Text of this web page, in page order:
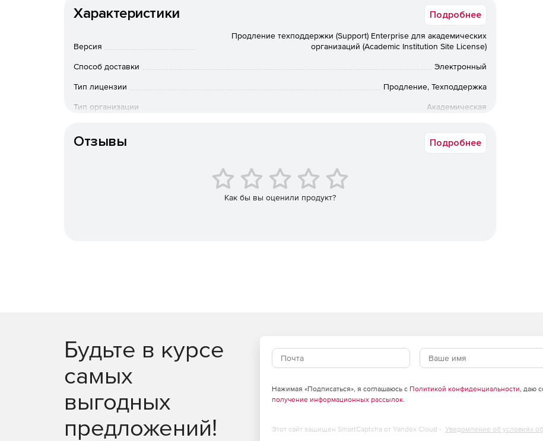
решение по энтерпрайз-уровня.
Policy Manager предназначен для управления политиками, определяющими доверенное состояние
систем. Библиотека Policy Manager включает более 300 политик, определяющих доверенное
состояние в соответствии с международными отраслевыми стандартами, в том числе и политики по
создать свои политики в соответствии с внутренними стандартами компании.
File Integrity Manager – стандарт де-факто для проверки целостности в большой гетерогенной
отклонение от ожидаемой защищенной конфигурации в режиме реального времени.
Remediation Manager – компонент Tripwire Enterprise, который позволяет отделу IT-безопасности
автоматизировать восстановление конфигураций до доверенного состояния в случае обнаружения
отклонений или изменений. Помимо этого Remediation Manager позволяет автоматизировать процесс
Характеристики Подробнее
Версия
Продление техподдержки (Support) Enterprise для академических
организаций (Academic Institution Site License)
Способ доставки Электронный
Тип лицензии Продление, Техподдержка
Тип организации Академическая
Отзывы Подробнее
Как бы вы оценили продукт?
Будьте в курсе
самых
выгодных
предложений!
Нажимая «Подписаться», я соглашаюсь с Политикой конфиденциальности, даю
получение информационных рассылок.
Этот сайт защищен SmartCaptcha от Yandex Cloud - Уведомление об условиях